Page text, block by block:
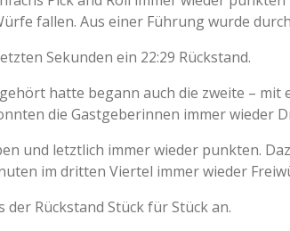
fallen. Aus einer Führung wurde
Sekunden ein 22:29 Rückstand.
hatte begann auch die zweite – mit
die Gastgeberinnen immer wieder
und letztlich immer wieder punkten.
im dritten Viertel immer wieder
der Rückstand Stück für Stück an.